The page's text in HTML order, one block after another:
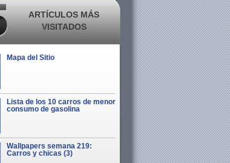
ARTÍCULOS MÁS
VISITADOS
Mapa del Sitio
Lista de los 10 carros de menor
consumo de gasolina
Wallpapers semana 219:
Carros y chicas (3)